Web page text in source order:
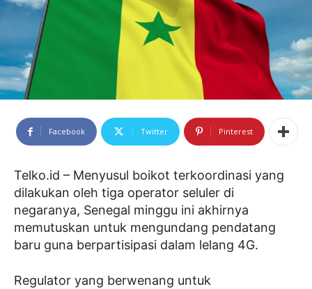
Facebook Twitter Pinterest
Telko.id – Menyusul boikot terkoordinasi yang
dilakukan oleh tiga operator seluler di
negaranya, Senegal minggu ini akhirnya
memutuskan untuk mengundang pendatang
baru guna berpartisipasi dalam lelang 4G.
Regulator yang berwenang untuk